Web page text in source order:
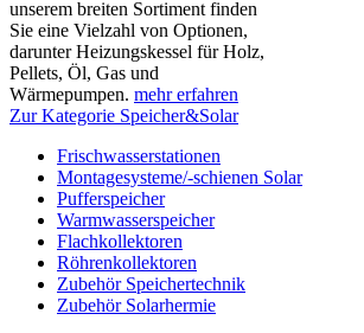
unserem breiten Sortiment finden
Sie eine Vielzahl von Optionen,
darunter Heizungskessel für Holz,
Pellets, Öl, Gas und
Wärmepumpen. mehr erfahren
Zur Kategorie Speicher&Solar
Frischwasserstationen
Montagesysteme/-schienen Solar
Pufferspeicher
Warmwasserspeicher
Flachkollektoren
Röhrenkollektoren
Zubehör Speichertechnik
Zubehör Solarhermie